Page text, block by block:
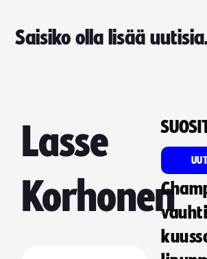
Saisiko olla lisää
Lasse
Korhonen